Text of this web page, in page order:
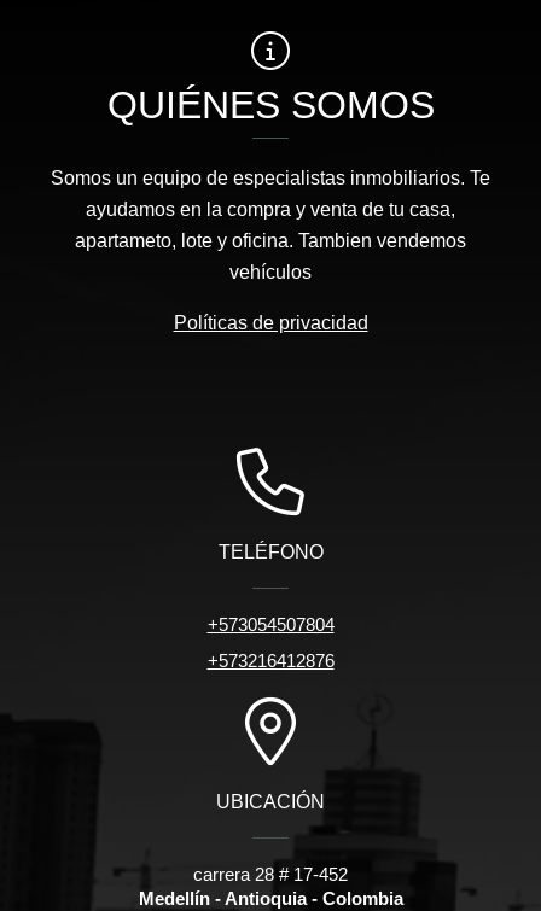
QUIÉNES SOMOS
Somos un equipo de especialistas inmobiliarios. Te
ayudamos en la compra y venta de tu casa,
apartameto, lote y oficina. Tambien vendemos
vehículos
Políticas de privacidad
TELÉFONO
+573054507804
+573216412876
UBICACIÓN
carrera 28 # 17-452
Medellín - Antioquia - Colombia